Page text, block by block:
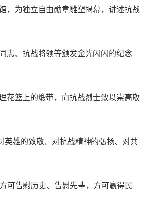
，为独立自由勋章雕塑揭幕，讲述抗战
志、抗战将领等颁发金光闪闪的纪念
花篮上的缎带，向抗战烈士致以崇高敬
英雄的致敬、对抗战精神的弘扬、对共
可告慰历史、告慰先辈，方可赢得民